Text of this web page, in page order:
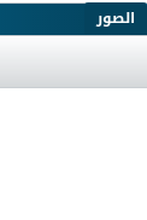
الصور